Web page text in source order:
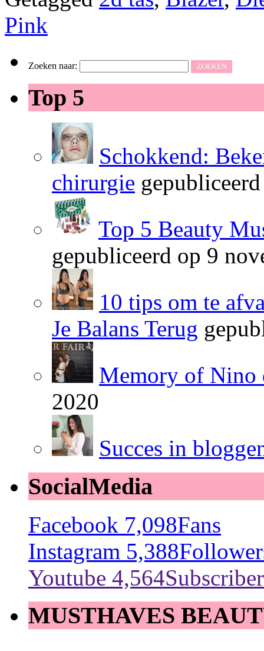
Pink
Zoeken naar:
Top 5
Schokkend:
chirurgie
Top 5 Beauty
gepubliceerd op 9
10 tips om te
Je Balans Terug
Memory of Nino
2020
Succes in
SocialMedia
Facebook 7,098Fans
Instagram 5,388
Youtube 4,564Subscriber
MUSTHAVES